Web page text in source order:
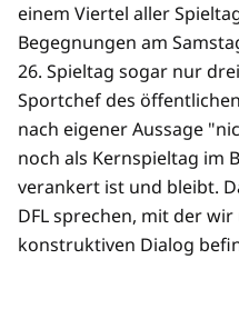
einem Viertel aller
Begegnungen am
26. Spieltag sogar nur
Sportchef des
nach eigener Aussage
noch als Kernspieltag im
verankert ist und bleibt.
DFL sprechen, mit der
konstruktiven Dialog